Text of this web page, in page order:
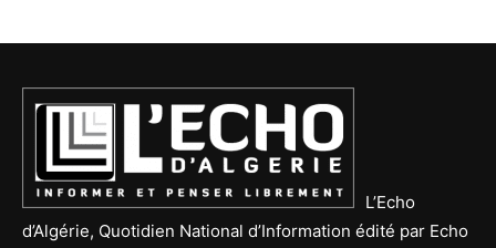
L’Echo
d’Algérie, Quotidien National d’Information édité par Echo